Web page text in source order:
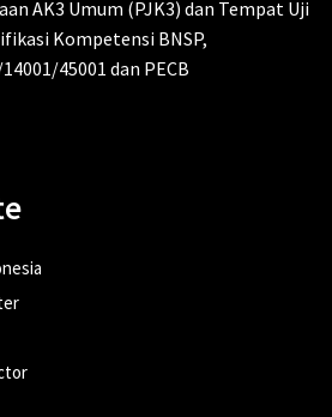
AK3 Umum (PJK3) dan Tempat Uji
Kompetensi BNSP,
45001 dan PECB